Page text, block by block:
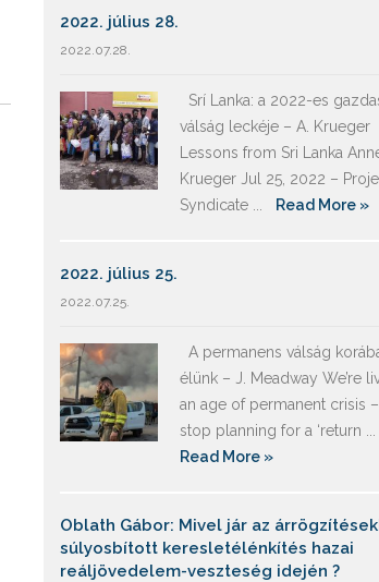
2022. július 28.
2022.07.28.
Srí Lanka: a 2022-es
válság leckéje – A. Krueger
Lessons from Sri Lanka
Krueger Jul 25, 2022 –
Syndicate ...
Read More »
2022. július 25.
2022.07.25.
A permanens válság
élünk – J. Meadway We’re
an age of permanent crisis –
stop planning for a ‘return ...
Read More »
Oblath Gábor: Mivel jár az
súlyosbított keresletélénkítés hazai
reáljövedelem-veszteség idején ?